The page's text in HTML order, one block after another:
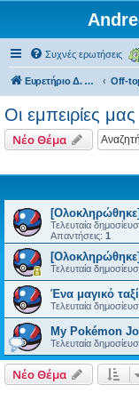
Συχνές ερωτήσεις
Ευρετήριο Δ. Συζήτησης Off-
Οι εμπειρίες μας
Νέο Θέμα
Τελευταία
Απαντήσεις: 1
Τελευταία
Ένα μαγικό
Τελευταία
My Pokémon
Τελευταία
Νέο Θέμα